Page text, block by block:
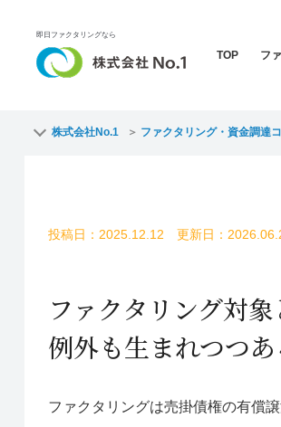
即日ファクタリングなら
TOP フ
株式会社No.1 ファクタリング・資金調達
投稿日：2025.12.12 更新日：
ファクタリング対
例外も生まれつつあ
ファクタリングは売掛債権の有償